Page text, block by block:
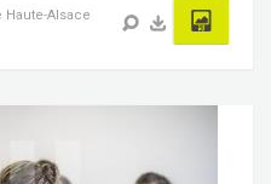
Alsace